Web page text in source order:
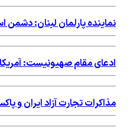
نماینده پارلمان لبنان: دشمن
ادعای مقام صهیونیست: آمریکا
مذاکرات تجارت آزاد ایران و